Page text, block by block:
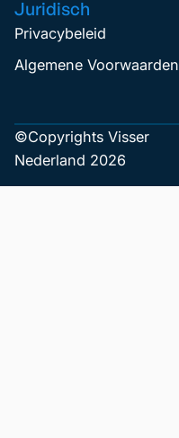
Juridisch
Privacybeleid
Algemene Voorwaarden
©Copyrights Visser
Nederland 2026